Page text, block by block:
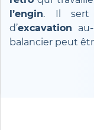
l’engin. Il sert
d’excavation
balancier peut